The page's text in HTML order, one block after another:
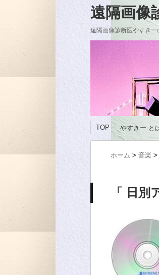
遠隔画像
遠隔画像診断医やすきー
TOP やすきー と
ホーム > 音楽 >
「 日